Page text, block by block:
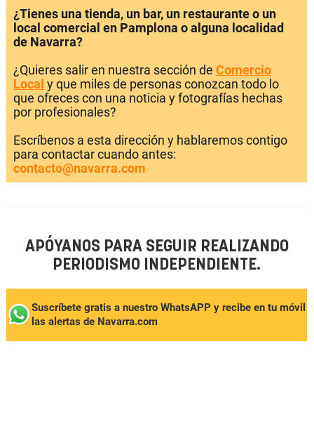
¿Tienes una tienda, un bar, un restaurante o un
local comercial en Pamplona o alguna localidad
de Navarra?
¿Quieres salir en nuestra sección de Comercio
Local y que miles de personas conozcan todo lo
que ofreces con una noticia y fotografías hechas
por profesionales?
Escríbenos a esta dirección y hablaremos contigo
para contactar cuando antes:
contacto@navarra.com
APÓYANOS PARA SEGUIR REALIZANDO
PERIODISMO INDEPENDIENTE.
Suscríbete gratis a nuestro WhatsAPP y recibe en tu móvil
las alertas de Navarra.com